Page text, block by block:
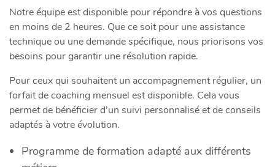
Notre équipe est disponible pour répondre à vos questions
en moins de 2 heures. Que ce soit pour une assistance
technique ou une demande spécifique, nous priorisons vos
besoins pour garantir une résolution rapide.
Pour ceux qui souhaitent un accompagnement régulier, un
forfait de coaching mensuel est disponible. Cela vous
permet de bénéficier d’un suivi personnalisé et de conseils
adaptés à votre évolution.
Programme de formation adapté aux différents